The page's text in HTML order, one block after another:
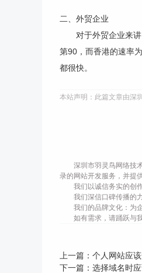
二、外贸企业
对于外贸企业来讲
第90，而香港的速率
都很快。
本站声明：此篇文章由深
深圳市羽灵鸟网络技
录的网站开发服务，并提
我们以诚信务实的创
我们深信口碑传播的
我们的品牌文化：为
如有需求，请踊跃与
上一篇： 个人网站应
下一篇： 选择域名时